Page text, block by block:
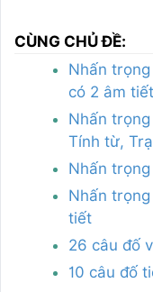
CÙNG CHỦ ĐỀ:
Nhấn
có 2 âm
Nhấn
Tính từ,
Nhấn
Nhấn
tiết
26 câu đố
10 câu đố